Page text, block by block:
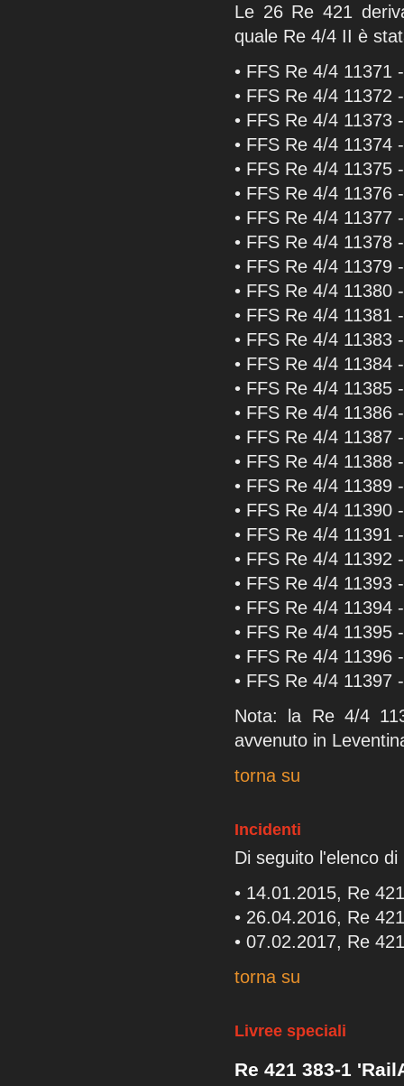
Le 26 Re 421
quale Re 4/4 II è
• FFS Re 4/4 11371
• FFS Re 4/4 11372
• FFS Re 4/4 11373
• FFS Re 4/4 11374
• FFS Re 4/4 11375
• FFS Re 4/4 11376
• FFS Re 4/4 11377
• FFS Re 4/4 11378
• FFS Re 4/4 11379
• FFS Re 4/4 11380
• FFS Re 4/4 11381
• FFS Re 4/4 11383
• FFS Re 4/4 11384
• FFS Re 4/4 11385
• FFS Re 4/4 11386
• FFS Re 4/4 11387
• FFS Re 4/4 11388
• FFS Re 4/4 11389
• FFS Re 4/4 11390
• FFS Re 4/4 11391
• FFS Re 4/4 11392
• FFS Re 4/4 11393
• FFS Re 4/4 11394
• FFS Re 4/4 11395
• FFS Re 4/4 11396
• FFS Re 4/4 11397
Nota: la Re 4/4
avvenuto in
torna su
Incidenti
Di seguito l'elenco
• 14.01.2015, Re
• 26.04.2016, Re
• 07.02.2017, Re
torna su
Livree speciali
Re 421 383-1